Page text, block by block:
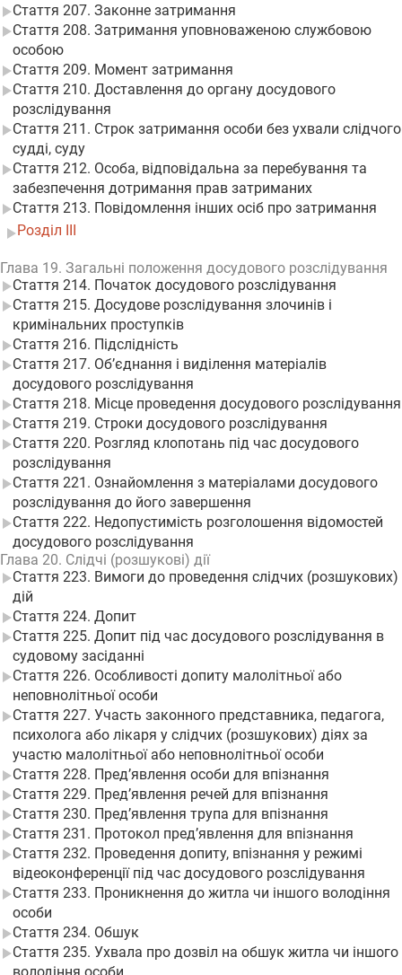
Стаття 207. Законне затримання
Стаття 208. Затримання уповноваженою службовою
особою
Стаття 209. Момент затримання
Стаття 210. Доставлення до органу досудового
розслідування
Стаття 211. Строк затримання особи без ухвали слідчого
судді, суду
Стаття 212. Особа, відповідальна за перебування та
забезпечення дотримання прав затриманих
Стаття 213. Повідомлення інших осіб про затримання
Розділ III
Глава 19. Загальні положення досудового розслідування
Стаття 214. Початок досудового розслідування
Стаття 215. Досудове розслідування злочинів і
кримінальних проступків
Стаття 216. Підслідність
Стаття 217. Об’єднання і виділення матеріалів
досудового розслідування
Стаття 218. Місце проведення досудового розслідування
Стаття 219. Строки досудового розслідування
Стаття 220. Розгляд клопотань під час досудового
розслідування
Стаття 221. Ознайомлення з матеріалами досудового
розслідування до його завершення
Стаття 222. Недопустимість розголошення відомостей
досудового розслідування
Глава 20. Слідчі (розшукові) дії
Стаття 223. Вимоги до проведення слідчих (розшукових)
дій
Стаття 224. Допит
Стаття 225. Допит під час досудового розслідування в
судовому засіданні
Стаття 226. Особливості допиту малолітньої або
неповнолітньої особи
Стаття 227. Участь законного представника, педагога,
психолога або лікаря у слідчих (розшукових) діях за
участю малолітньої або неповнолітньої особи
Стаття 228. Пред’явлення особи для впізнання
Стаття 229. Пред’явлення речей для впізнання
Стаття 230. Пред’явлення трупа для впізнання
Стаття 231. Протокол пред’явлення для впізнання
Стаття 232. Проведення допиту, впізнання у режимі
відеоконференції під час досудового розслідування
Стаття 233. Проникнення до житла чи іншого володіння
особи
Стаття 234. Обшук
Стаття 235. Ухвала про дозвіл на обшук житла чи іншого